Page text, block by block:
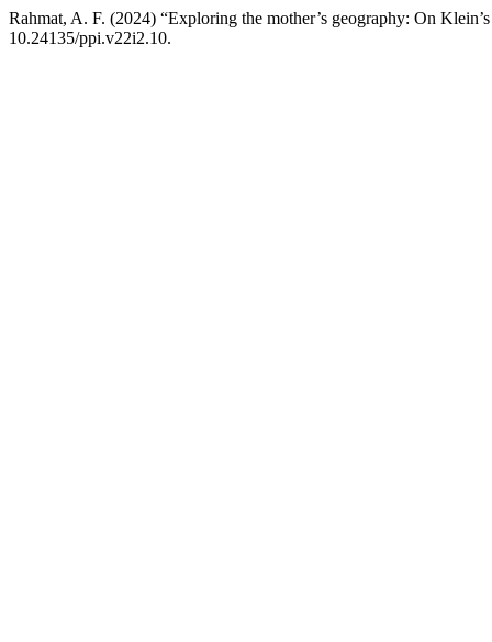
Rahmat, A. F. (2024) “Exploring the mother’s geography: On
10.24135/ppi.v22i2.10.